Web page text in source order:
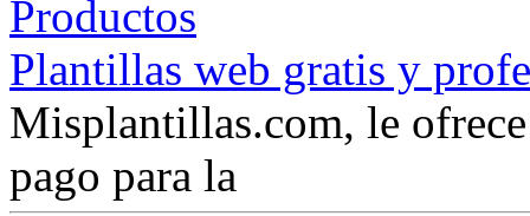
Plantillas web gratis y
Misplantillas.com, le
pago para la